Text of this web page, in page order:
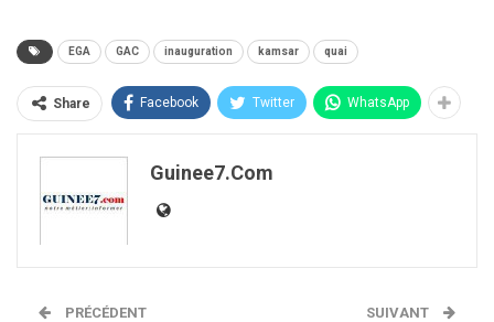
EGA GAC inauguration kamsar quai
Share Facebook Twitter WhatsApp
Guinee7.com
PRÉCÉDENT SUIVANT